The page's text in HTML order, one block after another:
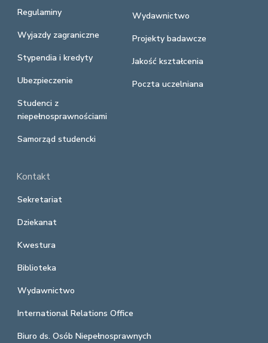
Regulaminy
Wyjazdy zagraniczne
Stypendia i kredyty
Ubezpieczenie
Studenci z
niepełnosprawnościami
Samorząd studencki
Wydawnictwo
Projekty badawcze
Jakość kształcenia
Poczta uczelniana
Kontakt
Sekretariat
Dziekanat
Kwestura
Biblioteka
Wydawnictwo
International Relations Office
Biuro ds. Osób Niepełnosprawnych